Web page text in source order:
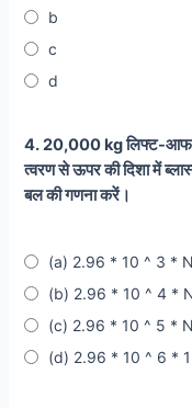
b
c
d
4. 20,000 kg लिफ्ट-आफ
त्वरण से ऊपर की दिशा में
बल की गणना करें।
(a) 2.96 * 10 ^ 3 * N
(b) 2.96 * 10 ^ 4 *
(c) 2.96 * 10 ^ 5 * N
(d) 2.96 * 10 ^ 6 * 1